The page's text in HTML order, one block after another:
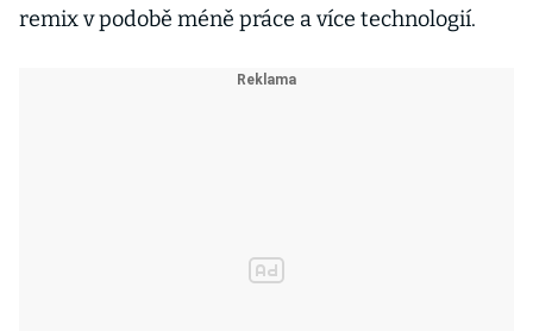
remix v podobě méně práce a více technologií.